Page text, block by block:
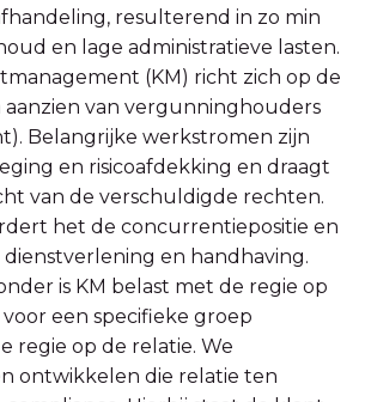
resulterend in zo min
en lage administratieve lasten.
(KM) richt zich op de
aanzien van vergunninghouders
Belangrijke werkstromen zijn
en risicoafdekking en draagt
van de verschuldigde rechten.
het de concurrentiepositie en
en handhaving.
is KM belast met de regie op
een specifieke groep
regie op de relatie. We
ontwikkelen die relatie ten